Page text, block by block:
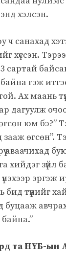
хэлсэн.
ч санахад
хүссэн.
сартай
гэж
Ах маань
дагуулж
юм бэ?”
өгсөн”.
аваачихад
хийдэг зүйл
эргэж
бид түүнийг
буцааж
та НҮБ-ын